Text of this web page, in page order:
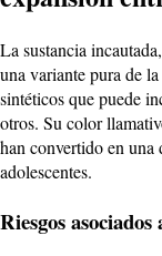
La sustancia
una variante pura de
sintéticos que puede
otros. Su color
han convertido en una
adolescentes.
Riesgos